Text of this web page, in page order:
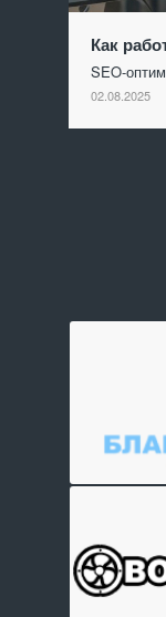
Как
SEO-
02.08.2025